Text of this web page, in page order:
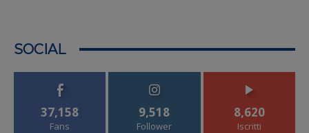
SOCIAL
37,158
Fans
9,518
Follower
8,620
Iscritti